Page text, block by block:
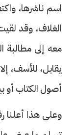
اسم ناشرها،
الغلاف، وقد
معه إلى مطالبة
يقابل، للأسف،
أصول الكتاب أو
وعلى هذا أعلنا